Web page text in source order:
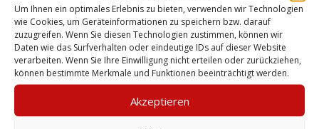
Um Ihnen ein optimales Erlebnis zu bieten, verwenden wir Technologien
wie Cookies, um Geräteinformationen zu speichern bzw. darauf
zuzugreifen. Wenn Sie diesen Technologien zustimmen, können wir
Daten wie das Surfverhalten oder eindeutige IDs auf dieser Website
verarbeiten. Wenn Sie Ihre Einwilligung nicht erteilen oder zurückziehen,
können bestimmte Merkmale und Funktionen beeinträchtigt werden.
Akzeptieren